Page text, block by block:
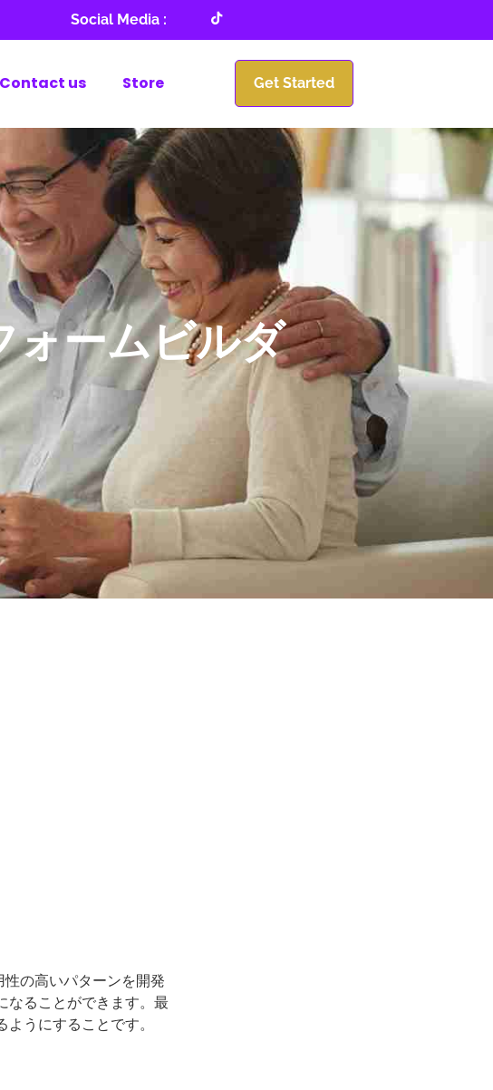
Social Media :
Contact us Store Get Started
ォームビルダ
の高いパターンを開発
なることができます。最
うにすることです。